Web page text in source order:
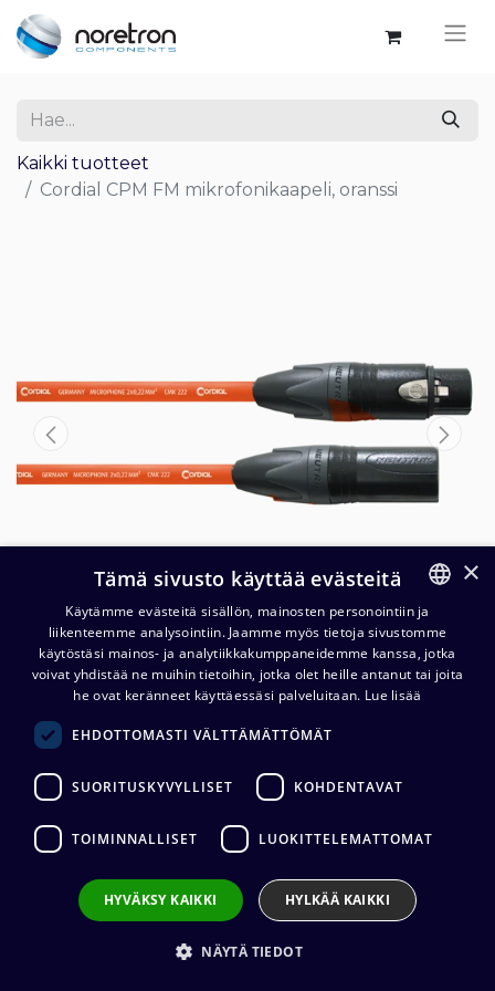
Kaikki tuotteet
Cordial CPM FM mikrofonikaapeli, oranssi
Cordial CPM FM
mikrofonikaapeli, oranssi
30,94€ (alv. 0 %)
Liittimet:1 x XLR3 (uros) / 1 x XLR3 (naaras)
Liittimen valmistaja :Neutrik
Johtimet:
5 m, 10 m
FINNISH
ENGLISH
×
Tämä sivusto käyttää evästeitä
Käytämme evästeitä sisällön, mainosten personointiin ja
liikenteemme analysointiin. Jaamme myös tietoja sivustomme
käytöstäsi mainos- ja analytiikkakumppaneidemme kanssa, jotka
voivat yhdistää ne muihin tietoihin, jotka olet heille antanut tai joita
he ovat keränneet käyttäessäsi palveluitaan. Lue lisää
EHDOTTOMASTI VÄLTTÄMÄTTÖMÄT
SUORITUSKYVYLLISET KOHDENTAVAT
TOIMINNALLISET LUOKITTELEMATTOMAT
HYVÄKSY KAIKKI HYLKÄÄ KAIKKI
NÄYTÄ TIEDOT